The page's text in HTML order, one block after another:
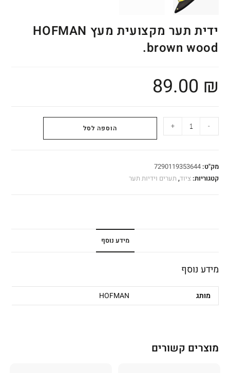
ידית תער מקצועית מעץ HOFMAN
brown wood.
89.00 ₪
-
+ הוספה לסל
מק"ט:7290119353644
קטגוריות:ציוד, תערים וידיות תער
מידע נוסף
מידע נוסף
מותג HOFMAN
מוצרים קשורים